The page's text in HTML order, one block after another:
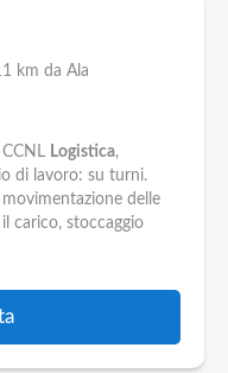
km da Ala
Logistica,
di lavoro: su turni.
delle
carico, stoccaggio